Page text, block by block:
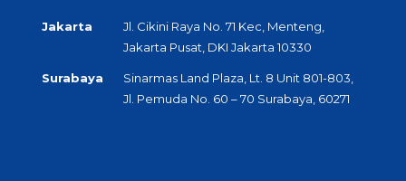
Jakarta
Jl. Cikini Raya No. 71 Kec, Menteng,
Jakarta Pusat, DKI Jakarta 10330
Surabaya
Sinarmas Land Plaza, Lt. 8 Unit 801-803,
Jl. Pemuda No. 60 – 70 Surabaya, 60271